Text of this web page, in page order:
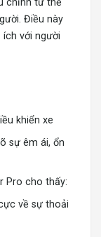
chỉnh tư thế
Điều này
với người
khiển xe
sự êm ái, ổn
Pro cho thấy:
về sự thoải